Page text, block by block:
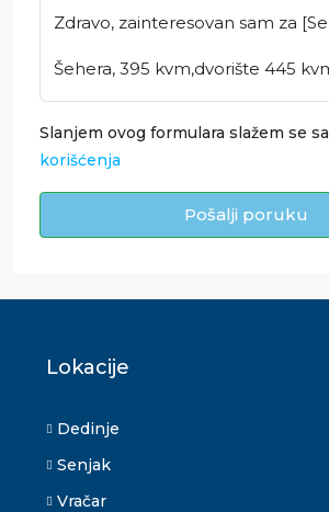
Slanjem ovog formulara slažem se sa
korišćenja
Pošalji poruku
Lokacije
Dedinje
Senjak
Vračar